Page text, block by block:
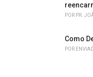
POR PR.
Como
POR